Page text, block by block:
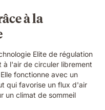
à la
Elite de régulation
l'air de circuler librement
fonctionne avec un
qui favorise un flux d'air
un climat de sommeil